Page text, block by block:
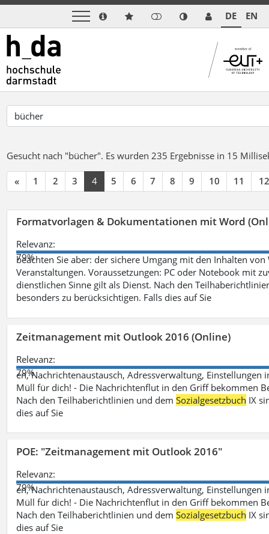
DE EN
Gesucht nach "bücher". Es wurden 235 Ergebnisse in 15
« 1 2 3 4 5 6 7 8 9 10 11 12
Formatvorlagen & Dokumentationen mit Word
Relevanz:
79%
beachten Sie aber: der sichere Umgang mit den Inhalten
Veranstaltungen. Voraussetzungen: PC oder Notebook mit
dienstlichen Sinne gilt als Dienst. Nach den
besonders zu berücksichtigen. Falls dies auf Sie
Zeitmanagement mit Outlook 2016 (Online)
Relevanz:
79%
en, Nachrichtenaustausch, Adressverwaltung,
Müll für dich! - Die Nachrichtenflut in den Griff bekommen
Nach den Teilhaberichtlinien und demSozialgesetzbuch IX
dies auf Sie
POE: "Zeitmanagement mit Outlook 2016"
Relevanz:
79%
en, Nachrichtenaustausch, Adressverwaltung,
Müll für dich! - Die Nachrichtenflut in den Griff bekommen
Nach den Teilhaberichtlinien und demSozialgesetzbuch IX
dies auf Sie